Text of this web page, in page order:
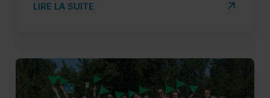
LIRE LA SUITE
SUR LETTRE OUVERTE – DEBOUTTES D’HIER À